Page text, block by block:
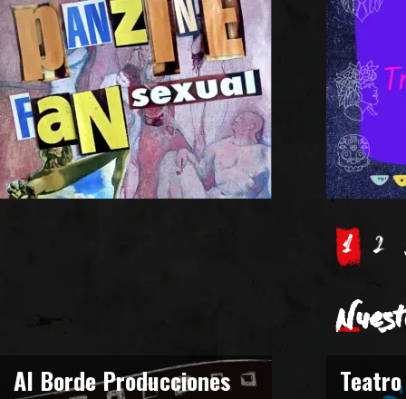
Fansexual
1 2
Al Borde Producciones